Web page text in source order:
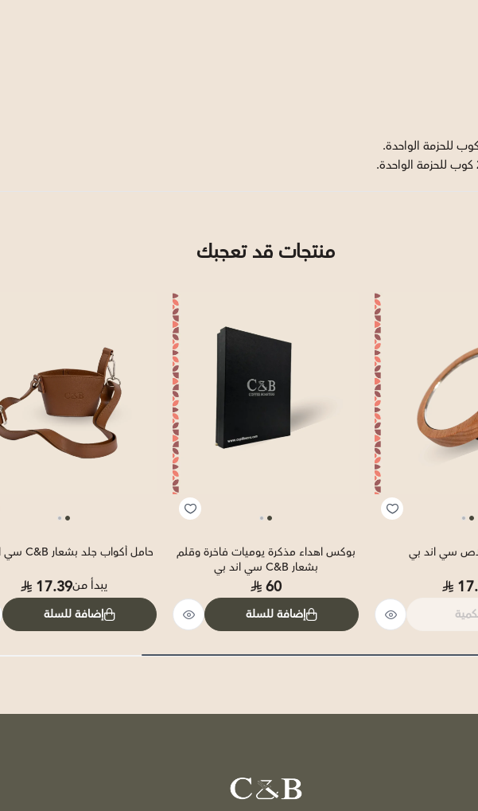
منتجات قد تعجبك
سي اند بي
بوكس اهداء مذكرة يوميات فاخرة وقلم
بشعار C&B سي اند بي
60
إضافة للسلة
حامل أكواب جلد بشعار C&B سي اند بي
يبدأ من17.39
إضافة للسلة